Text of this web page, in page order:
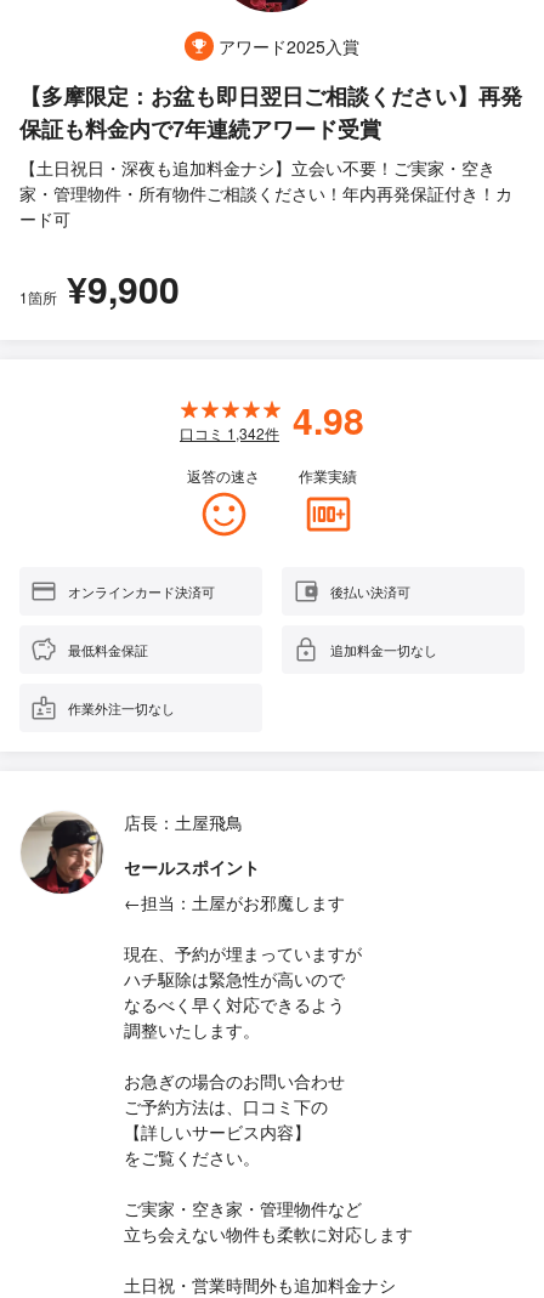
アワード2025入賞
【多摩限定：お盆も即日翌日ご相談ください】再発
保証も料金内で7年連続アワード受賞
【土日祝日・深夜も追加料金ナシ】立会い不要！ご実家・空き
家・管理物件・所有物件ご相談ください！年内再発保証付き！カ
ード可
1箇所 ¥9,900
口コミ 1,342件 4.98
返答の速さ 作業実績
オンラインカード決済可 後払い決済可
最低料金保証 追加料金一切なし
作業外注一切なし
店長：土屋飛鳥
セールスポイント
←担当：土屋がお邪魔します
現在、予約が埋まっていますが
ハチ駆除は緊急性が高いので
なるべく早く対応できるよう
調整いたします。
お急ぎの場合のお問い合わせ
ご予約方法は、口コミ下の
【詳しいサービス内容】
をご覧ください。
ご実家・空き家・管理物件など
立ち会えない物件も柔軟に対応します
土日祝・営業時間外も追加料金ナシ